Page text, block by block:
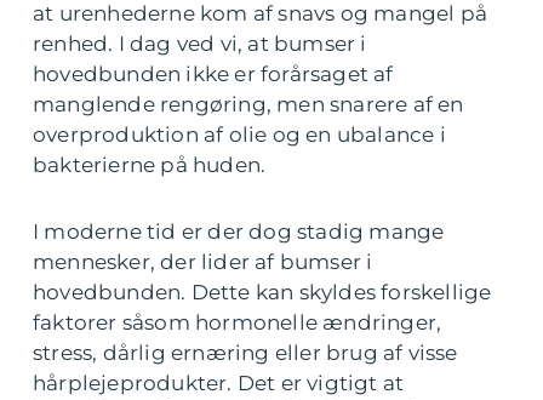
at urenhederne kom af snavs og mangel på
renhed. I dag ved vi, at bumser i
hovedbunden ikke er forårsaget af
manglende rengøring, men snarere af en
overproduktion af olie og en ubalance i
bakterierne på huden.
I moderne tid er der dog stadig mange
mennesker, der lider af bumser i
hovedbunden. Dette kan skyldes forskellige
faktorer såsom hormonelle ændringer,
stress, dårlig ernæring eller brug af visse
hårplejeprodukter. Det er vigtigt at